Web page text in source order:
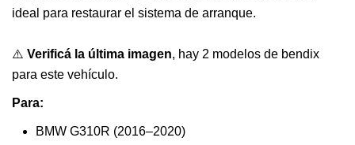
ideal para restaurar el sistema de arranque.
⚠️ Verificá la última imagen, hay 2 modelos de bendix
para este vehículo.
Para:
BMW G310R (2016–2020)